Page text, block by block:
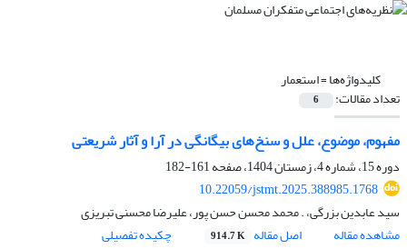
کلیدواژه‌ها =استعمار
تعداد مقالات: 6
مفهوم، موضوع، علل و سنخ‌های بیگانگی در آرا و آثار شریعتی
دوره 15، شماره 4، زمستان 1404، صفحه
161-182
10.22059/jstmt.2025.388985.1768
سید عابدین بزرگی، . محمد محسن حسن پور، علیرضا محسنی تبریزی
مشاهده مقاله
اصل مقاله 914.7 K چکیده تفصیلی